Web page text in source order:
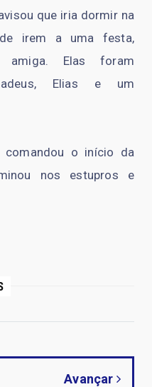
que iria dormir na
irem a uma festa,
amiga. Elas foram
Elias e um
comandou o início da
nos estupros e
Avançar